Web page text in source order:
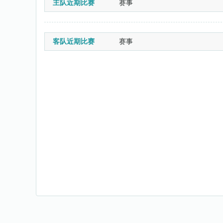
主队近期比赛 赛事
客队近期比赛 赛事